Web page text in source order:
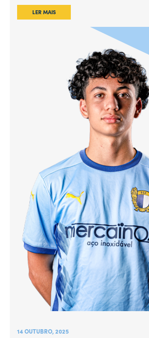
LER MAIS
14 OUTUBRO, 2025